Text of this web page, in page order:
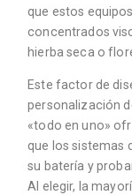
que estos
concentrados
hierba seca o
Este factor de
personalización
«todo en uno»
que los sistemas
su batería y
Al elegir, la